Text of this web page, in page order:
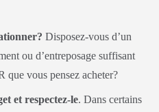
Disposez-vous d’un
ou d’entreposage suffisant
que vous pensez acheter?
et respectez-le. Dans certains